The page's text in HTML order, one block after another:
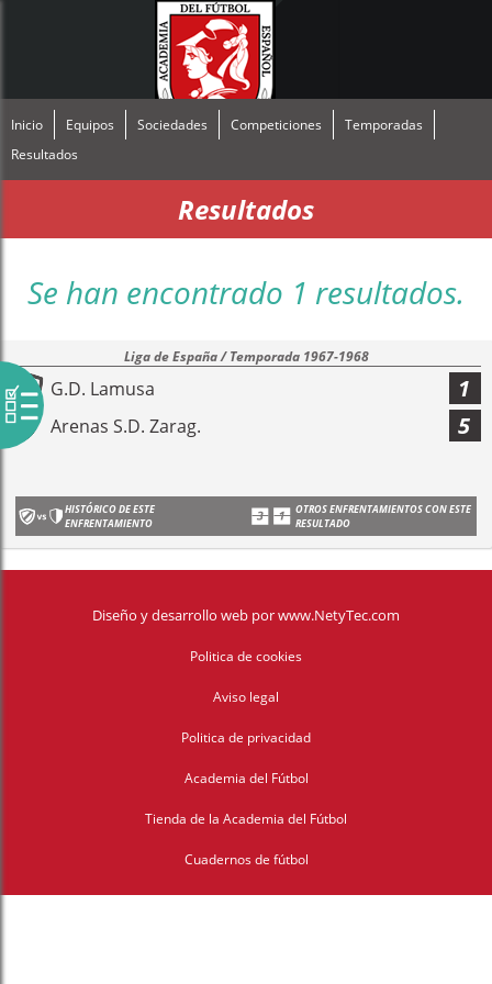
Inicio Equipos Sociedades Competiciones
Temporadas
Resultados
Resultados
Se han encontrado 1 resultados.
Liga de España / Temporada 1967-1968
G.D. Lamusa 1
Arenas S.D. Zarag. 5
HISTÓRICO DE ESTE
ENFRENTAMIENTO
OTROS ENFRENTAMIENTOS CON ESTE
RESULTADO
Diseño y desarrollo web porwww.NetyTec.com
Politica de cookies
Aviso legal
Politica de privacidad
Academia del Fútbol
Tienda de la Academia del Fútbol
Cuadernos de fútbol